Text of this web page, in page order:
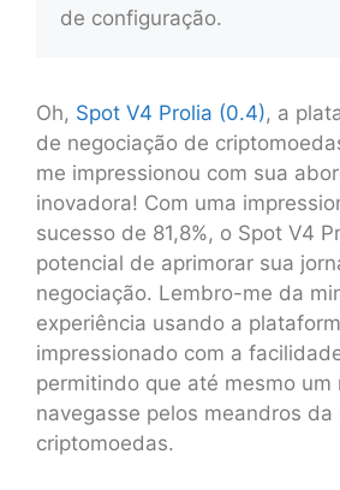
de configuração.
Oh, Spot V4 Prolia (0.4), a
de negociação de
me impressionou com sua
inovadora! Com uma
sucesso de 81,8%, o Spot V4
potencial de aprimorar sua
negociação. Lembro-me da
experiência usando a
impressionado com a
permitindo que até mesmo um
navegasse pelos meandros da
criptomoedas.